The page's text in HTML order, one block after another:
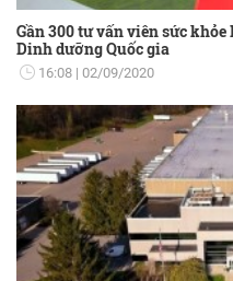
Gần 300 tư vấn viên sức
Dinh dưỡng Quốc gia
16:08 02/09/2020